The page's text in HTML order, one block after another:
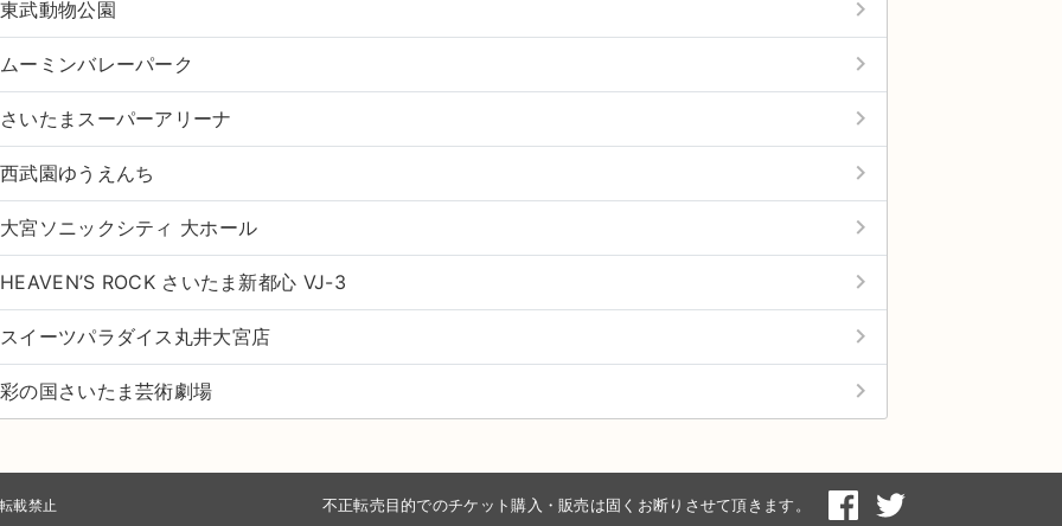
東武動物公園 keyboard_arrow_right
ムーミンバレーパーク keyboard_arrow_right
さいたまスーパーアリーナ keyboard_arrow_right
西武園ゆうえんち keyboard_arrow_right
大宮ソニックシティ 大ホール keyboard_arrow_right
HEAVEN’S ROCK さいたま新都心 VJ-3 keyboard_arrow_right
スイーツパラダイス丸井大宮店 keyboard_arrow_right
彩の国さいたま芸術劇場 keyboard_arrow_right
載禁止 不正転売目的でのチケット購入・販売は固くお断りさせて頂きます。